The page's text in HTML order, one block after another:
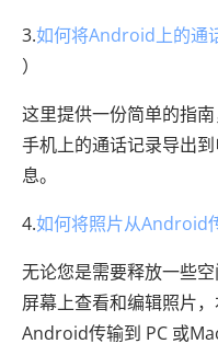
3.如何将Android上的通
）
这里提供一份简单的指
手机上的通话记录导出
息。
4.如何将照片从Android
无论您是需要释放一些
屏幕上查看和编辑照片
Android传输到 PC 或